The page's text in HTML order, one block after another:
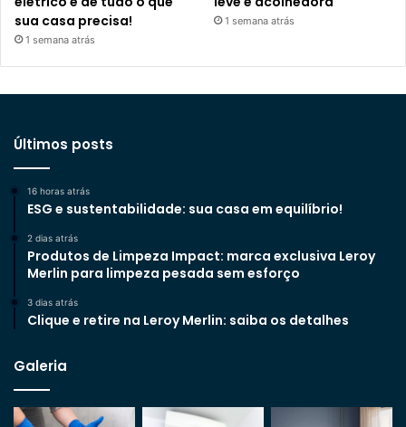
sua casa precisa!
1 semana atrás
1 semana atrás
Últimos posts
16 horas atrás
ESG e sustentabilidade: sua casa em equilíbrio!
2 dias atrás
Produtos de Limpeza Impact: marca exclusiva Leroy
Merlin para limpeza pesada sem esforço
3 dias atrás
Clique e retire na Leroy Merlin: saiba os detalhes
Galeria